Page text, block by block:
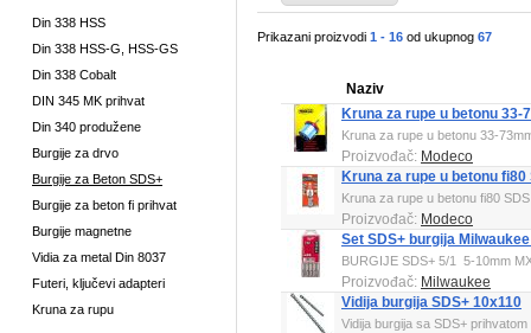
Din 338 HSS
Din 338 HSS-G, HSS-GS
Din 338 Cobalt
DIN 345 MK prihvat
Din 340 produžene
Burgije za drvo
Burgije za Beton SDS+
Burgije za beton fi prihvat
Burgije magnetne
Vidia za metal Din 8037
Futeri, ključevi adapteri
Kruna za rupu
Prikazani proizvodi 1 - 16 od ukupnog 67
Naziv
Kruna za rupe u betonu 33-
Kruna za rupe u betonu 33-
Proizvođač: Modeco
Kruna za rupe u betonu fi80
Kruna za rupe u betonu fi80 SDS
Proizvođač: Modeco
Set SDS+ burgija
BURGIJE SDS+ 5/1 5-10mm
Proizvođač: Milwaukee
Vidija burgija SDS+ 10x110
Vidija burgija sa SDS+